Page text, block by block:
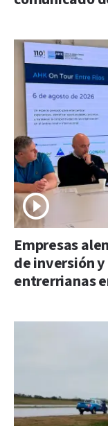
Empresas
de inversión
entrerrianas